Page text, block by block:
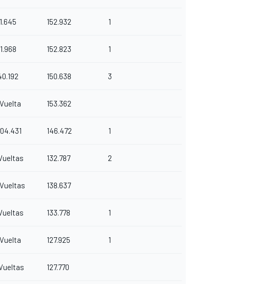
1.645 152.932 1
1.968 152.823 1
150.638 3
Vuelta 153.362
146.472 1
132.787 2
138.637
133.778 1
Vuelta 127.925 1
127.770